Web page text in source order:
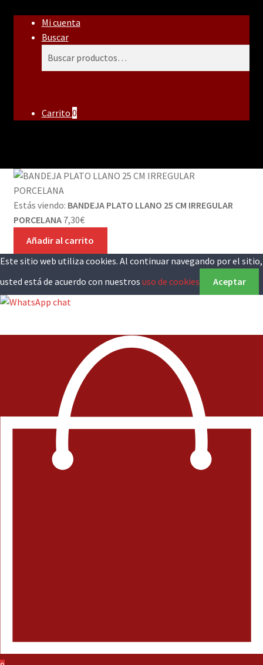
Mi cuenta
Buscar
Carrito 0
Estás viendo: BANDEJA PLATO LLANO 25 CM IRREGULAR
PORCELANA 7,30€
Añadir al carrito
Este sitio web utiliza cookies. Al continuar navegando por el sitio,
usted está de acuerdo con nuestros uso de cookies Aceptar